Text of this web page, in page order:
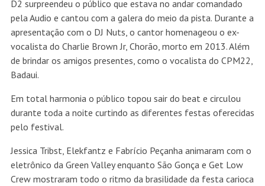
D2 surpreendeu o público que estava no andar comandado
pela Audio e cantou com a galera do meio da pista. Durante a
apresentação com o DJ Nuts, o cantor homenageou o ex-
vocalista do Charlie Brown Jr, Chorão, morto em 2013. Além
de brindar os amigos presentes, como o vocalista do CPM22,
Badaui.
Em total harmonia o público topou sair do beat e circulou
durante toda a noite curtindo as diferentes festas oferecidas
pelo festival.
Jessica Tribst, Elekfantz e Fabrício Peçanha animaram com o
eletrônico da Green Valley enquanto São Gonça e Get Low
Crew mostraram todo o ritmo da brasilidade da festa carioca